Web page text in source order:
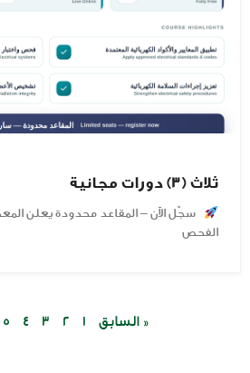
ثلاث (3) دورات مجانية
سجّل الآن – المقاعد محدودة يعلن
الفحص
« السابق 1
2
3
4
5